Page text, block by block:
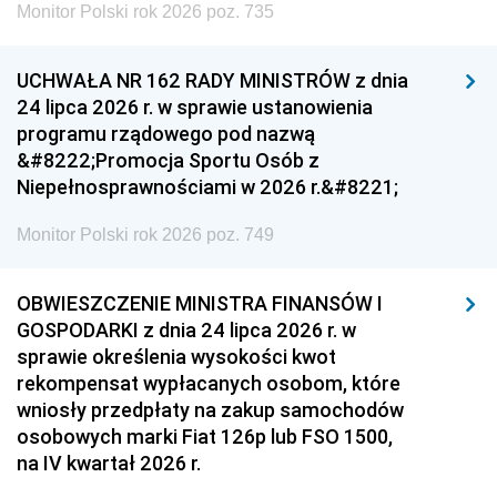
Monitor Polski rok 2026 poz. 735
UCHWAŁA NR 162 RADY MINISTRÓW z dnia
24 lipca 2026 r. w sprawie ustanowienia
programu rządowego pod nazwą
&#8222;Promocja Sportu Osób z
Niepełnosprawnościami w 2026 r.&#8221;
Monitor Polski rok 2026 poz. 749
OBWIESZCZENIE MINISTRA FINANSÓW I
GOSPODARKI z dnia 24 lipca 2026 r. w
sprawie określenia wysokości kwot
rekompensat wypłacanych osobom, które
wniosły przedpłaty na zakup samochodów
osobowych marki Fiat 126p lub FSO 1500,
na IV kwartał 2026 r.